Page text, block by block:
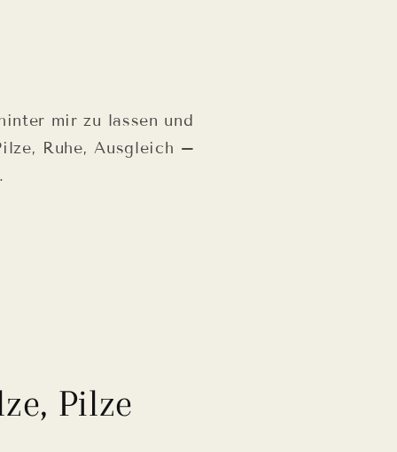
mir zu lassen und
Ruhe, Ausgleich –
Pilze